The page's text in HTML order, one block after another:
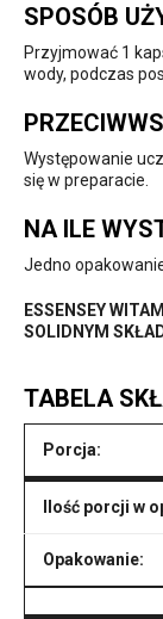
SPOSÓB
Przyjmować 1
wody, podczas
Występowanie
się w preparacie.
NA ILE
Jedno
ESSENSEY
SOLIDNYM
TABELA
Porcja:
Ilość porcji w
Opakowanie: